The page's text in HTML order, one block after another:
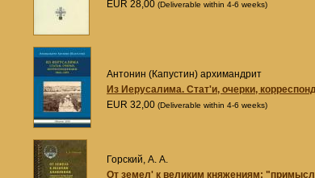
EUR 28,00 (Deliverable within 4-6 weeks)
Антонин (Капустин) архимандрит
Из Иерусалима. Стат'и, очерки,
EUR 32,00 (Deliverable within 4-6 weeks)
Горский, А. А.
От земел' к великим княжениям: